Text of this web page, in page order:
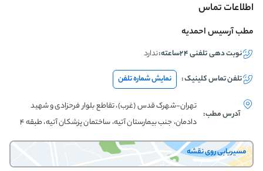
اطلاعات تماس
مطب آرسیس احمدیه
نوبت دهی تلفنی ۲۴ساعته: ندارد
تلفن تماسکلینیک: نمایش شماره تلفن
آدرس مطب:
تهران-شهرک قدس (غرب)، تقاطع بلوار فرحزادی و شهید
دادمان، جنب بیمارستان آتیه، ساختمان پزشکان آتیه، طبقه 4
مسیریابی روی نقشه